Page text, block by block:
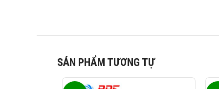
SẢN PHẨM TƯƠNG TỰ